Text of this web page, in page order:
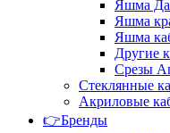
Яшма
Яшма
Яшма
Другие
Срезы
Стеклянные
Акриловые
👉Бренды